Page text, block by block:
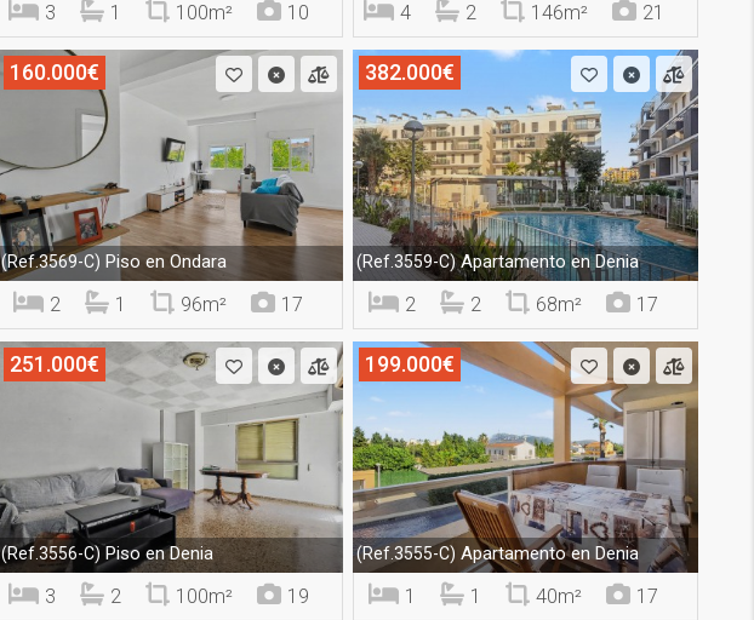
3 1 100m² 10 4 2 146m² 21
160.000€
(Ref.3569-C) Piso en Ondara
2 1 96m² 17
382.000€
(Ref.3559-C)Apartamento en Denia
2 2 68m² 17
251.000€
(Ref.3556-C)Piso en Denia
3 2 100m² 19
199.000€
(Ref.3555-C) Apartamento en Denia
1 1 40m² 17